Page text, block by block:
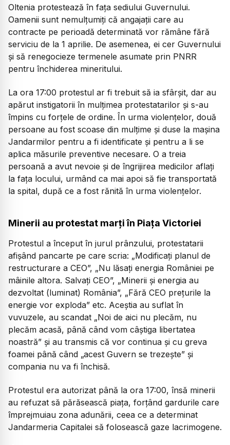
Oltenia protestează în fața sediului Guvernului.
Oamenii sunt nemulțumiți că angajații care au
contracte pe perioadă determinată vor rămâne fără
serviciu de la 1 aprilie. De asemenea, ei cer Guvernului
și să renegocieze termenele asumate prin PNRR
pentru închiderea mineritului.
La ora 17:00 protestul ar fi trebuit să ia sfârșit, dar au
apărut instigatorii în mulțimea protestatarilor și s-au
împins cu forțele de ordine. În urma violențelor, două
persoane au fost scoase din mulțime și duse la mașina
Jandarmilor pentru a fi identificate și pentru a li se
aplica măsurile preventive necesare. O a treia
persoană a avut nevoie și de îngrijirea medicilor aflați
la fața locului, urmând ca mai apoi să fie transportată
la spital, după ce a fost rănită în urma violențelor.
Minerii au protestat marți în Piața Victoriei
Protestul a început în jurul prânzului, protestatarii
afișând pancarte pe care scria: „Modificați planul de
restructurare a CEO”, „Nu lăsați energia României pe
mâinile altora. Salvați CEO”, „Minerii și energia au
dezvoltat (luminat) România”, „Fără CEO prețurile la
energie vor exploda” etc. Aceștia au suflat în
vuvuzele, au scandat „Noi de aici nu plecăm, nu
plecăm acasă, până când vom câștiga libertatea
noastră” și au transmis că vor continua și cu greva
foamei până când „acest Guvern se trezește” și
compania nu va fi închisă.
Protestul era autorizat până la ora 17:00, însă minerii
au refuzat să părăsească piața, forțând gardurile care
împrejmuiau zona adunării, ceea ce a determinat
Jandarmeria Capitalei să folosească gaze lacrimogene.